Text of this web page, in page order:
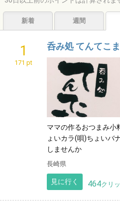
サービス 子育て 福祉
エンタメ アーティスト ク
新着 週間
1
171 pt
呑み処 てんてこ
ママの作るおつまみ小
ょいカラ(唄)ちょいバ
しませんか
長崎県
見に行く 464クリ